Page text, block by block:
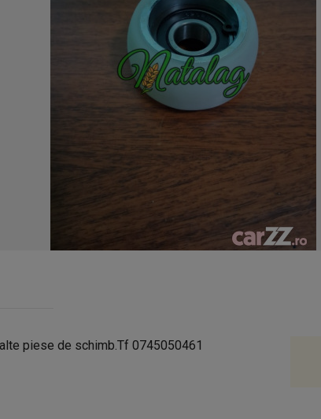
piese de schimb.Tf 0745050461